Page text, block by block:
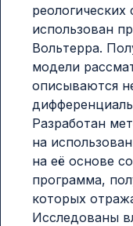
использован
Вольтерра.
модели
описываются
Разработан
на
на её основе
программа,
которых
Исследованы